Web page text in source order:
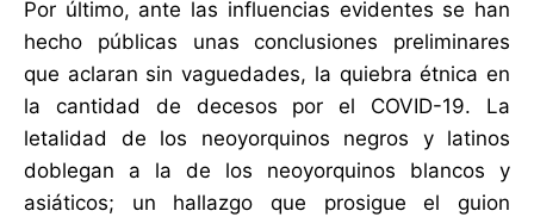
Por último, ante las influencias evidentes se han
hecho públicas unas conclusiones preliminares
que aclaran sin vaguedades, la quiebra étnica en
la cantidad de decesos por el COVID-19. La
letalidad de los neoyorquinos negros y latinos
doblegan a la de los neoyorquinos blancos y
asiáticos; un hallazgo que prosigue el guion